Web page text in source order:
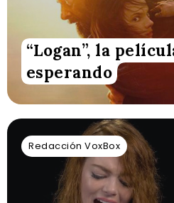
“Logan”, la
esperando
Redacción VoxBox